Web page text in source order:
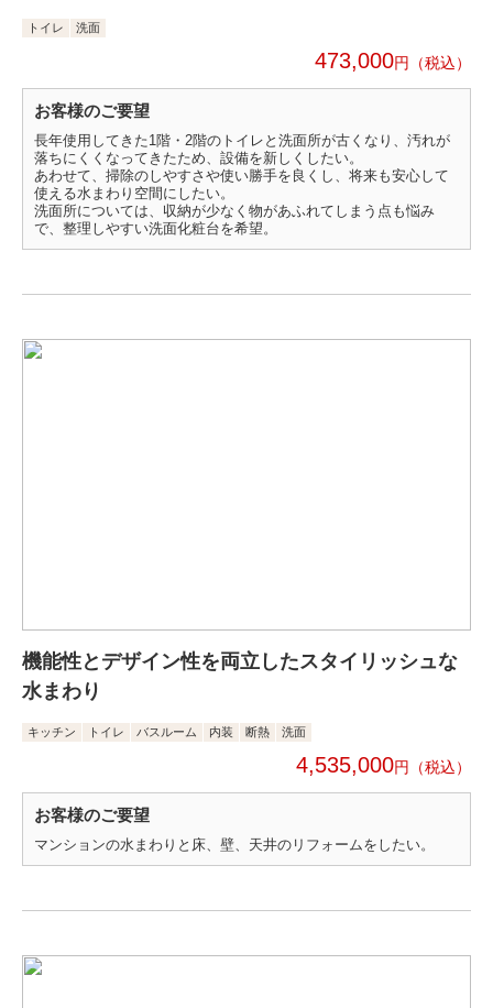
トイレ 洗面
473,000円
お客様のご要望
長年使用してきた1階・2階のトイレと洗面所が古くなり、汚れが
落ちにくくなってきたため、設備を新しくしたい。
あわせて、掃除のしやすさや使い勝手を良くし、将来も安心して
使える水まわり空間にしたい。
洗面所については、収納が少なく物があふれてしまう点も悩み
で、整理しやすい洗面化粧台を希望。
機能性とデザイン性を両立したスタイリッシュな
水まわり
キッチン トイレ バスルーム 内装 断熱 洗面
4,535,000円
お客様のご要望
マンションの水まわりと床、壁、天井のリフォームをしたい。